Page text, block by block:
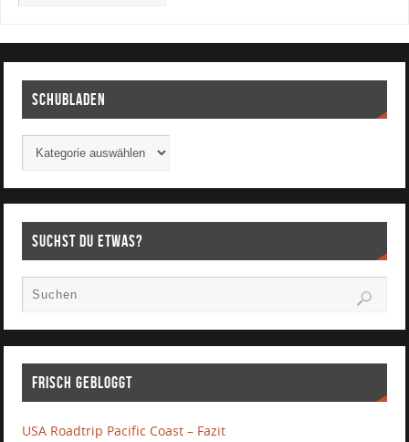
Schubladen
Suchst Du etwas?
Frisch gebloggt
USA Roadtrip Pacific Coast – Fazit